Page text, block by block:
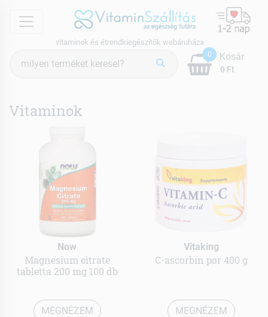
menu
vitaminok és étrendkiegészítők webáruháza
keresés
0
0 Ft
Kosár
Vitaminok
Now
Magnesium citrate
tabletta 200 mg 100 db
MEGNÉZEM
Vitaking
C-ascorbin por 400 g
MEGNÉZEM